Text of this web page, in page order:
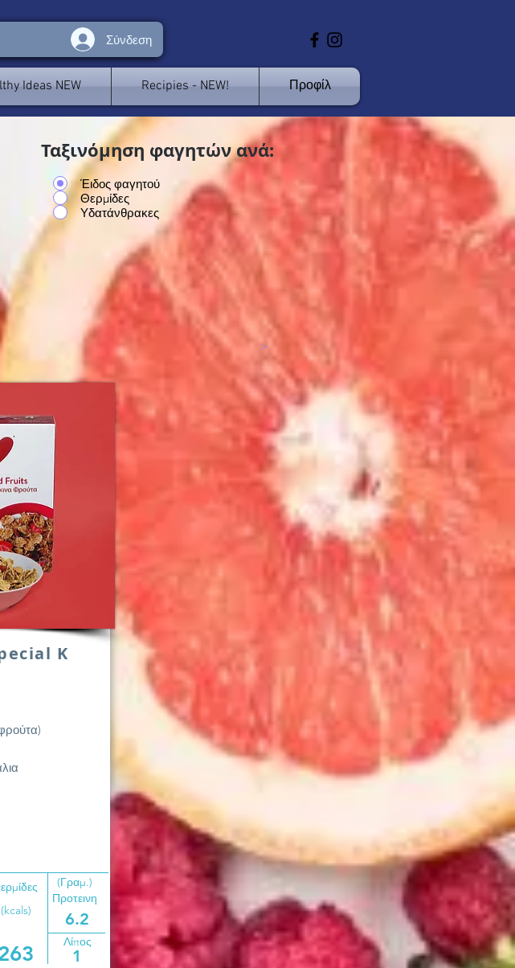
Σύνδεση
Ideas NEW Recipies - NEW! Προφίλ
Έιδος φαγητού
Θερμίδες
Υδατάνθρακες
Ταξινόμηση φαγητών ανά:
< >
K
(kcals)
Προτεινη
6.2
(Γραμ.)
Λίπος
1